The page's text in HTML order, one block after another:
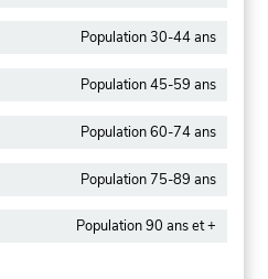
Population 30-44 ans
Population 45-59 ans
Population 60-74 ans
Population 75-89 ans
Population 90 ans et +